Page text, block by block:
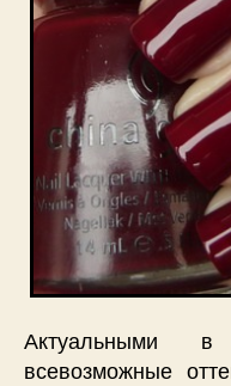
Актуальными
всевозможные